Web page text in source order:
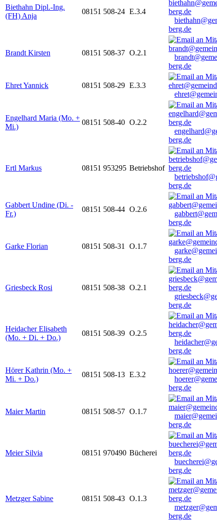
Biethahn Dipl.-Ing.
(FH) Anja
08151 508-24 E.3.4
berg.de
Brandt Kirsten 08151 508-37 O.2.1
berg.de
Ehret Yannick 08151 508-29 E.3.3
Engelhard Maria (Mo. +
Mi.)
08151 508-40 O.2.2
berg.de
Ertl Markus 08151 953295 Betriebshof
berg.de
Gabbert Undine (Di. -
Fr.)
08151 508-44 O.2.6
berg.de
Garke Florian 08151 508-31 O.1.7
berg.de
Griesbeck Rosi 08151 508-38 O.2.1
berg.de
Heidacher Elisabeth
(Mo. + Di. + Do.)
08151 508-39 O.2.5
berg.de
Hörer Kathrin (Mo. +
Mi. + Do.)
08151 508-13 E.3.2
berg.de
Maier Martin 08151 508-57 O.1.7
berg.de
Meier Silvia 08151 970490 Bücherei
berg.de
Metzger Sabine 08151 508-43 O.1.3
berg.de